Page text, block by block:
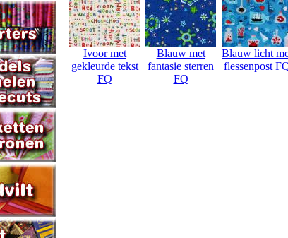
Ivoor met
gekleurde tekst
FQ
Blauw met
fantasie sterren
FQ
Blauw licht
flessenpost